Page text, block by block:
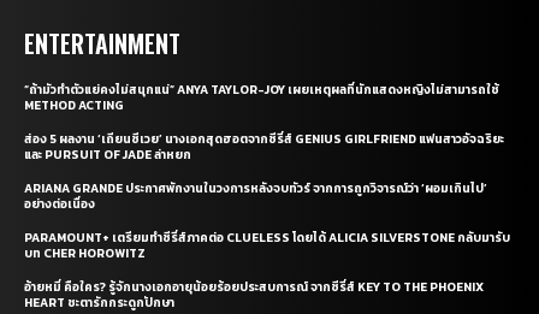
ENTERTAINMENT
“ถ้ามัวทำตัวแย่คงไม่สนุกแน่” ANYA TAYLOR-JOY เผยเหตุผลที่นักแสดงหญิงไม่สามารถใช้
METHOD ACTING
ส่อง 5 ผลงาน ‘เถียนซีเวย’ นางเอกสุดฮอตจากซีรี่ส์ GENIUS GIRLFRIEND แฟนสาวอัจฉริยะ
และ PURSUIT OF JADE ล่าหยก
ARIANA GRANDE ประกาศพักงานในวงการหลังจบทัวร์ จากการถูกวิจารณ์ว่า ‘ผอมเกินไป’
อย่างต่อเนื่อง
PARAMOUNT+ เตรียมทำซีรี่ส์ภาคต่อ CLUELESS โดยได้ ALICIA SILVERSTONE กลับมารับ
บท CHER HOROWITZ
อ้ายหมี่ คือใคร? รู้จักนางเอกอายุน้อยร้อยประสบการณ์ จากซีรี่ส์ KEY TO THE PHOENIX
HEART ชะตารักกระดูกปักษา